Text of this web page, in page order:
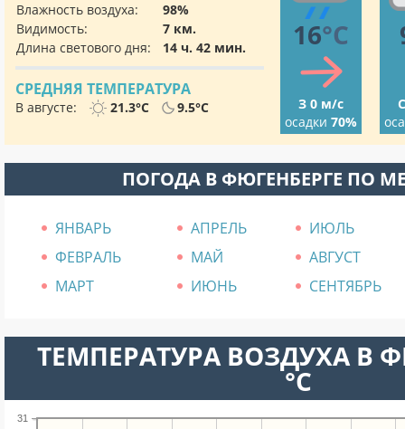
Влажность воздуха:
98%
Видимость:
7 км.
Длина светового дня:
14 ч. 42 мин.
СРЕДНЯЯ ТЕМПЕРАТУРА
В августе: 21.3°C 9.5°C
16°C
З 0 м/с
осадки 70%
ПОГОДА В ФЮГЕНБЕРГЕ ПО
ЯНВАРЬ АПРЕЛЬ
ИЮЛЬ
ФЕВРАЛЬ
МАЙ
АВГУСТ
МАРТ
ИЮНЬ СЕНТЯБРЬ
ТЕМПЕРАТУРА ВОЗДУХА В
°C
31